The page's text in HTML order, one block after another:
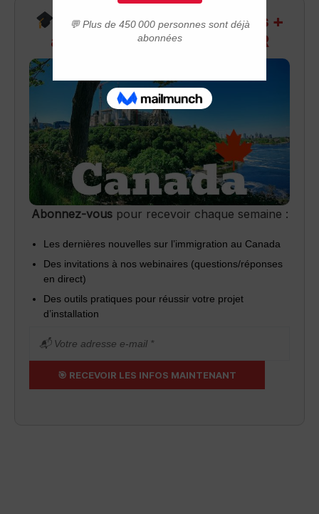
Recevez infos exclusives +
accès aux webinaires Q&R
Abonnez-vouspour recevoir chaque semaine :
Les dernières nouvelles sur l’immigration au Canada
Des invitations à nos webinaires (questions/réponses
en direct)
Des outils pratiques pour réussir votre projet
d’installation